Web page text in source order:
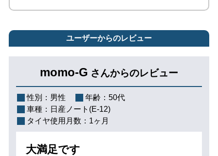
ユーザーからのレビュー
momo-G さんからのレビュー
性別： 男性 年齢： 50代
車種： 日産ノート(E-12)
タイヤ使用月数： 1ヶ月
大満足です